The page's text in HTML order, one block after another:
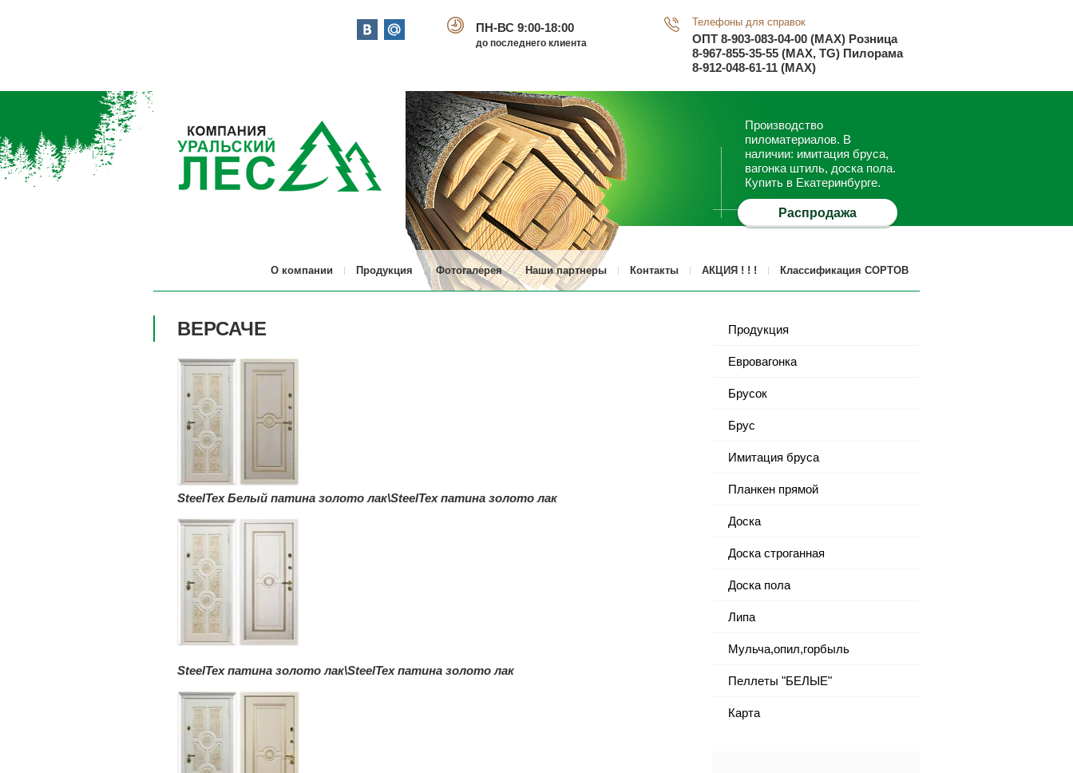
ПН-ВС 9:00-18:00
до последнего клиента
Телефоны для справок
ОПТ 8-903-083-04-00 (MAX) Розница
8-967-855-35-55 (MAX, TG) Пилорама
8-912-048-61-11 (MAX)
Производство
пиломатериалов. В
наличии: имитация бруса,
вагонка штиль, доска пола.
Купить в Екатеринбурге.
Распродажа
О компании Продукция Фотогалерея Наши партнеры Контакты АКЦИЯ ! ! ! Классификация СОРТОВ
ВЕРСАЧЕ
SteelTex Белый патина золото лак\SteelTex патина золото лак
SteelTex патина золото лак\SteelTex патина золото лак
Продукция
Евровагонка
Брусок
Брус
Имитация бруса
Планкен прямой
Доска
Доска строганная
Доска пола
Липа
Мульча,опил,горбыль
Пеллеты "БЕЛЫЕ"
Карта